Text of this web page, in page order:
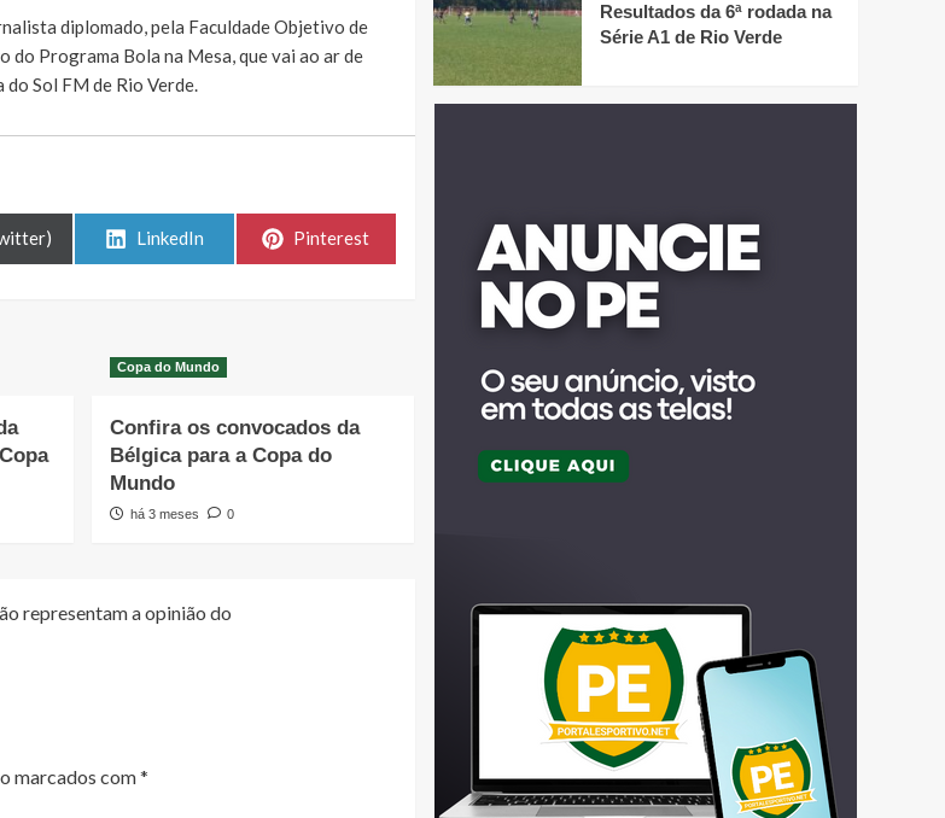
diplomado, pela Faculdade Objetivo de
Programa Bola na Mesa, que vai ao ar de
Sol FM de Rio Verde.
Share
LinkedIn
Share
Pinterest
Copa do Mundo
Confira os convocados da
Bélgica para a Copa do
Mundo
há 3 meses 0
representam a opinião do
marcados com*
Resultados da 6ª rodada na
Série A1 de Rio Verde